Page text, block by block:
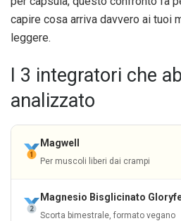
capire cosa arriva davvero ai tuoi
leggere.
I 3 integratori che
analizzato
Magwell
Per muscoli liberi dai crampi
Magnesio Bisglicinato
Scorta bimestrale, formato vegano